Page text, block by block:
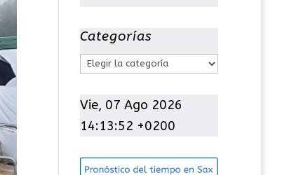
Categorías
C
t
e
o
Vie, 07 Ago 2026
14:13:53 +0200